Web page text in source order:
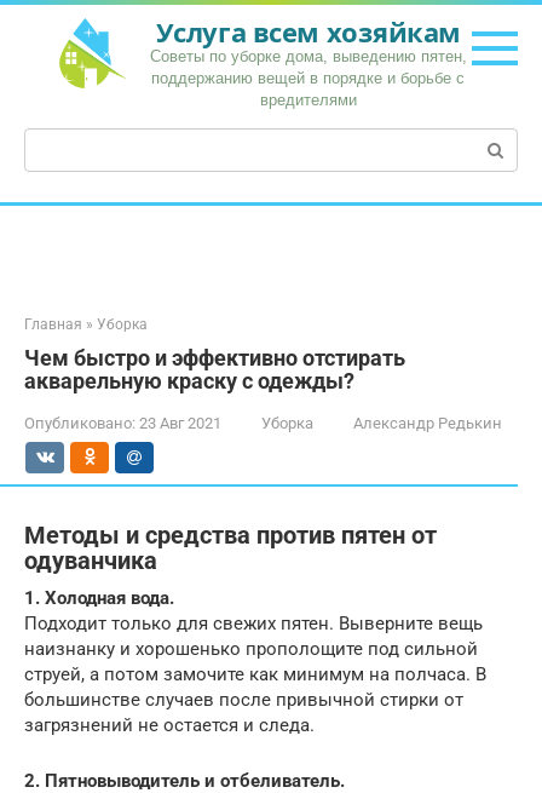
Перейти
контенту
Услуга всем хозяйкам
Советы по уборке дома, выведению пятен,
поддержанию вещей в порядке и борьбе с
вредителями
Поиск:
Главная » Уборка
Чем быстро и эффективно отстирать
акварельную краску с одежды?
Опубликовано: 23 Авг 2021 Уборка Александр Редькин
Методы и средства против пятен от
одуванчика
1. Холодная вода.
Подходит только для свежих пятен. Выверните вещь
наизнанку и хорошенько прополощите под сильной
струей, а потом замочите как минимум на полчаса. В
большинстве случаев после привычной стирки от
загрязнений не остается и следа.
2. Пятновыводитель и отбеливатель.